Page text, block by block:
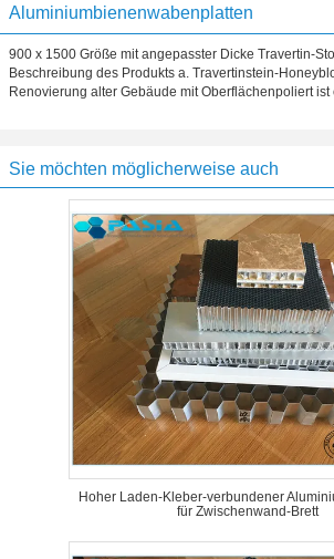
Aluminiumbienenwabenplatten
900 x 1500 Größe mit angepasster Dicke Travertin-
Beschreibung des Produkts a. Travertinstein-
Renovierung alter Gebäude mit Oberflächenpoliert ist
Sie möchten möglicherweise auch
Hoher Laden-Kleber-verbundener
für Zwischenwand-Brett